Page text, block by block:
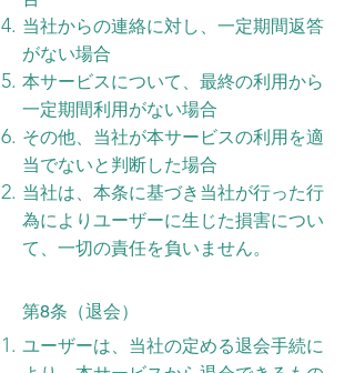
当社からの連絡に対し、一定期間返答
がない場合
本サービスについて、最終の利用から
一定期間利用がない場合
その他、当社が本サービスの利用を適
当でないと判断した場合
当社は、本条に基づき当社が行った行
為によりユーザーに生じた損害につい
て、一切の責任を負いません。
第8条（退会）
ユーザーは、当社の定める退会手続に